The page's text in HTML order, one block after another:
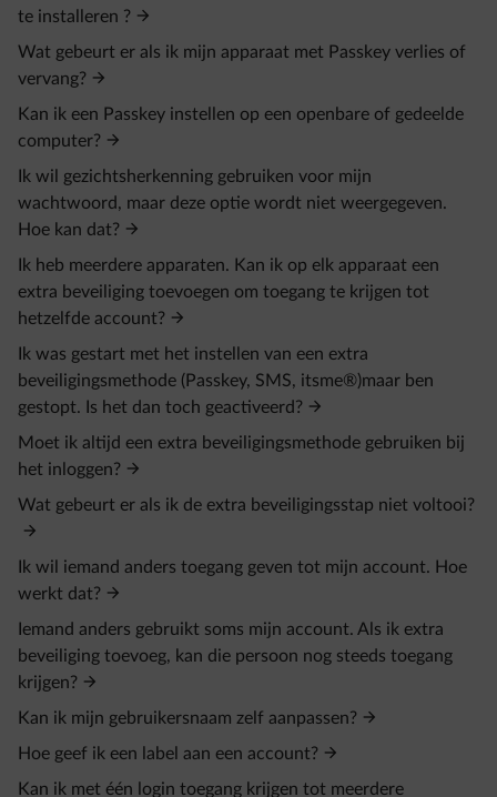
te installeren ?
Wat gebeurt er als ik mijn apparaat met Passkey verlies of
vervang?
Kan ik een Passkey instellen op een openbare of gedeelde
computer?
Ik wil gezichtsherkenning gebruiken voor mijn
wachtwoord, maar deze optie wordt niet weergegeven.
Hoe kan dat?
Ik heb meerdere apparaten. Kan ik op elk apparaat een
extra beveiliging toevoegen om toegang te krijgen tot
hetzelfde account?
Ik was gestart met het instellen van een extra
beveiligingsmethode (Passkey, SMS, itsme®)maar ben
gestopt. Is het dan toch geactiveerd?
Moet ik altijd een extra beveiligingsmethode gebruiken bij
het inloggen?
Wat gebeurt er als ik de extra beveiligingsstap niet voltooi?
Ik wil iemand anders toegang geven tot mijn account. Hoe
werkt dat?
Iemand anders gebruikt soms mijn account. Als ik extra
beveiliging toevoeg, kan die persoon nog steeds toegang
krijgen?
Kan ik mijn gebruikersnaam zelf aanpassen?
Hoe geef ik een label aan een account?
Kan ik met één login toegang krijgen tot meerdere